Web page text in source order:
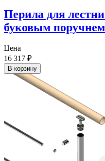
Перила для
буковым
Цена
16 317 ₽
В корзину